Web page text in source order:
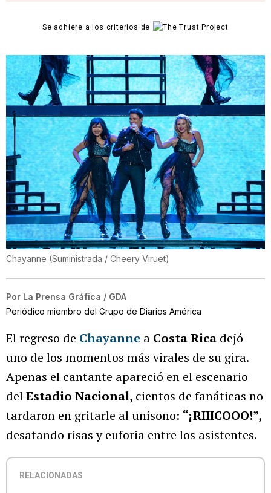
Se adhiere a los criterios de
Chayanne (Suministrada / Cheery Viruet)
Por La Prensa Gráfica / GDA
Periódico miembro del Grupo de Diarios América
El regreso de Chayanne a Costa Rica dejó
uno de los momentos más virales de su gira.
Apenas el cantante apareció en el escenario
delEstadio Nacional, cientos de fanáticas no
tardaron en gritarle al unísono: “¡RIIICOOO!”,
desatando risas y euforia entre los asistentes.
RELACIONADAS